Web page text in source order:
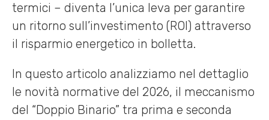
termici – diventa l’unica leva per garantire
un ritorno sull’investimento (ROI) attraverso
il risparmio energetico in bolletta.
In questo articolo analizziamo nel dettaglio
le novità normative del 2026, il meccanismo
del “Doppio Binario” tra prima e seconda